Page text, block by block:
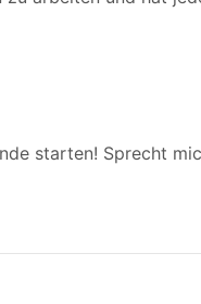
starten! Sprecht